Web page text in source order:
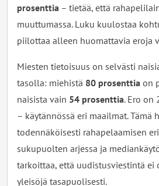
prosenttia – tietää, että
muuttumassa. Luku kuulostaa
piilottaa alleen huomattavia eroja
Miesten tietoisuus on selvästi
tasolla: miehistä 80 prosenttia on
naisista vain 54 prosenttia. Ero on
– käytännössä eri maailmat. Tämä
todennäköisesti rahapelaamisen
sukupuolten arjessa ja
tarkoittaa, että uudistusviestintä
yleisöjä tasapuolisesti.